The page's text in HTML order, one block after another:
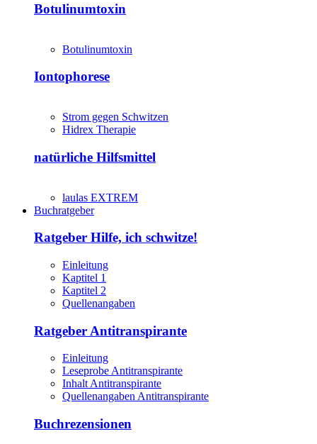
Botulinumtoxin
Botulinumtoxin
Iontophorese
Strom gegen Schwitzen
Hidrex Therapie
natürliche Hilfsmittel
laulas EXTREM
Buchratgeber
Ratgeber Hilfe, ich schwitze!
Einleitung
Kaptitel 1
Kaptitel 2
Quellenangaben
Ratgeber Antitranspirante
Einleitung
Leseprobe Antitranspirante
Inhalt Antitranspirante
Quellenangaben Antitranspirante
Buchrezensionen